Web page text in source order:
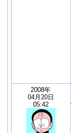
2008年
04月20日
05:42